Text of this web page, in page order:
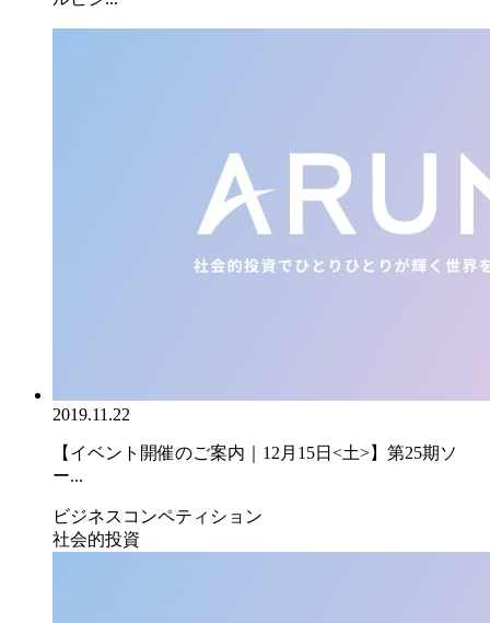
2019.11.22
【イベント開催のご案内｜12月15日<土>】第25期ソ
ー...
ビジネスコンペティション
社会的投資